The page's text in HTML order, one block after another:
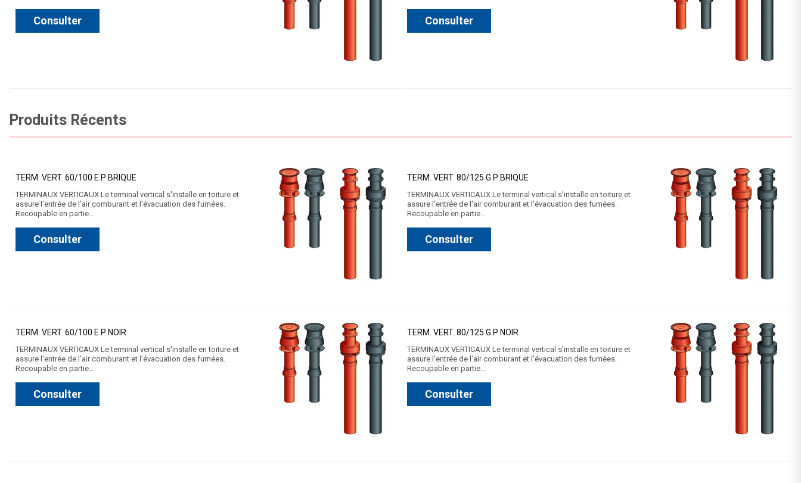
Consulter Consulter
Produits Récents
TERM. VERT. 60/100 E.P BRIQUE
TERMINAUX VERTICAUX Le terminal vertical s'installe en toiture et
assure l'entrée de l'air comburant et l'évacuation des fumées.
Recoupable en partie…
Consulter
TERM. VERT. 80/125 G.P BRIQUE
TERMINAUX VERTICAUX Le terminal vertical s'installe en toiture et
assure l'entrée de l'air comburant et l'évacuation des fumées.
Recoupable en partie…
Consulter
TERM. VERT. 60/100 E.P NOIR
TERMINAUX VERTICAUX Le terminal vertical s'installe en toiture et
assure l'entrée de l'air comburant et l'évacuation des fumées.
Recoupable en partie…
Consulter
TERM. VERT. 80/125 G.P NOIR
TERMINAUX VERTICAUX Le terminal vertical s'installe en toiture et
assure l'entrée de l'air comburant et l'évacuation des fumées.
Recoupable en partie…
Consulter